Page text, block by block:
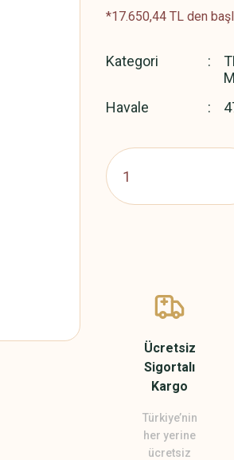
*17.650,44 TL den
Kategori
Havale
Ücretsiz
Sigortalı
Kargo
Türkiye’nin
her yerine
ücretsiz